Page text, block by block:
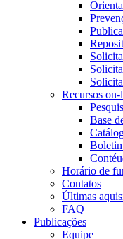
Recursos on-
Base
Horário de
Contatos
Últimas
FAQ
Publicações
Equipe